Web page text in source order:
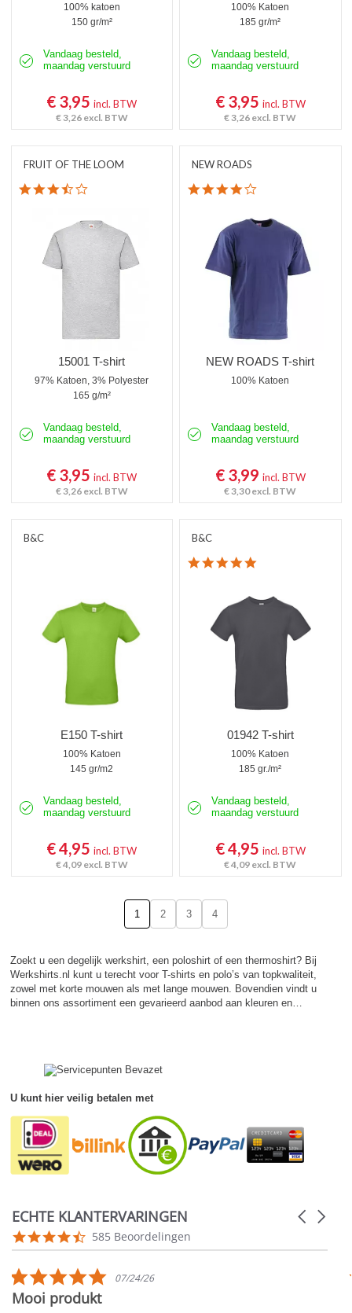
100% katoen
150 gr/m²
Vandaag besteld,
maandag verstuurd
€ 3,95incl. BTW
€ 3,26 excl. BTW
100% Katoen
185 gr/m²
Vandaag besteld,
maandag verstuurd
€ 3,95 incl. BTW
€ 3,26 excl. BTW
FRUIT OF THE LOOM
3.7 star rating
15001 T-shirt
97% Katoen, 3% Polyester
165 g/m²
Vandaag besteld,
maandag verstuurd
€ 3,95incl. BTW
€ 3,26 excl. BTW
NEW ROADS
4.0 star rating
NEW ROADS T-shirt
100% Katoen
Vandaag besteld,
maandag verstuurd
€ 3,99 incl. BTW
€ 3,30excl. BTW
B&C
E150 T-shirt
100% Katoen
145 gr/m2
Vandaag besteld,
maandag verstuurd
€ 4,95incl. BTW
€ 4,09 excl. BTW
B&C
4.8 star rating
01942 T-shirt
100% Katoen
185 gr./m²
Vandaag besteld,
maandag verstuurd
€ 4,95 incl. BTW
€ 4,09 excl. BTW
1 2 3 4
Zoekt u een degelijk werkshirt, een poloshirt of een thermoshirt? Bij
Werkshirts.nl kunt u terecht voor T-shirts en polo’s van topkwaliteit,
zowel met korte mouwen als met lange mouwen. Bovendien vindt u
binnen ons assortiment een gevarieerd aanbod aan kleuren en…
U kunt hier veilig betalen met
ECHTE KLANTERVARINGEN
Reviews
carousel
Carousel
4.5
star
585 Beoordelingen
5.0
star
07/24/26
Mooi produkt